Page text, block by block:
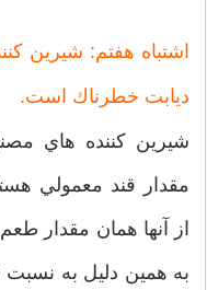
اشتباه هفتم: شيرين
ديابت خطرناك است.
شيرين كننده هاي
مقدار قند معمولي
از آنها همان مقدار
به همين دليل به نسبت